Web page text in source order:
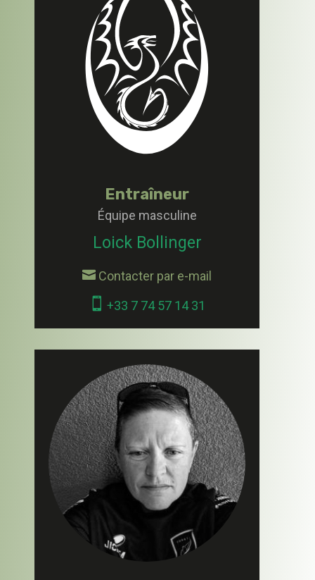
Entraîneur
Équipe masculine
Loick Bollinger
 Contacter par e-mail
 +33 7 74 57 14 31